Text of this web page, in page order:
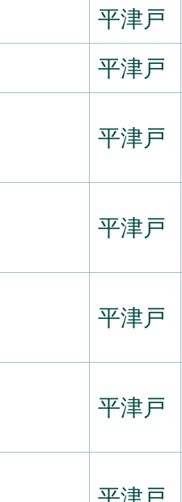
平津戸
平津戸
平津戸
平津戸
平津戸
平津戸